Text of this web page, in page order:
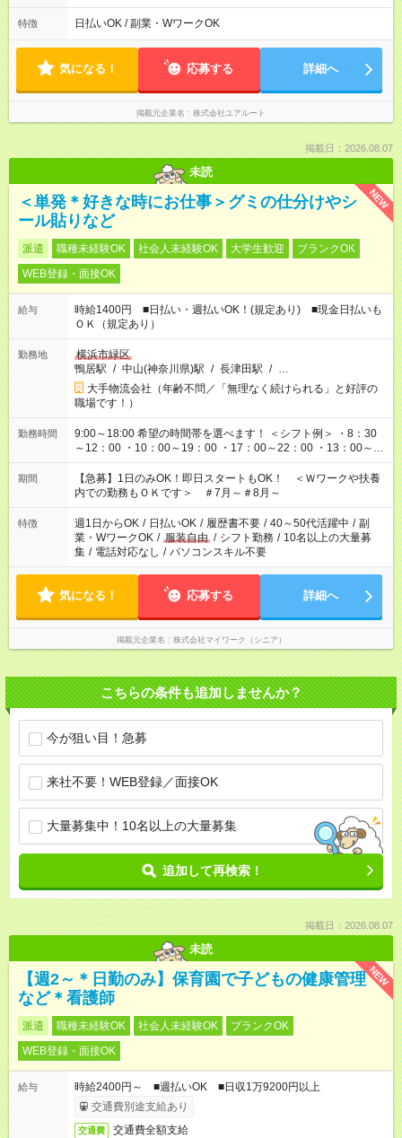
＊勤務時間についてはお気軽にご相談ください！ 平均労働時
間：1ヶ月あたり170時間 [1] 6:00～18:00 [2][3] 8:00～21:00 （1
についてはお気軽にご相談ください！
特徴 日払いOK / 副業・WワークOK
気になる！ 応募する 詳細へ
掲載元企業名 株式会社ユアルート
掲載日：2026.08.07
未読
NEW
＜単発＊好きな時にお仕事＞グミの仕分けやシ
ール貼りなど
派遣 職種未経験OK 社会人未経験OK 大学生歓迎
ブランクOK
WEB登録・面接OK
給与
時給1400円 ■日払い・週払いOK！(規定あり) ■現金日払いも
ＯＫ（規定あり）
勤務地
横浜市緑区
鴨居駅 / 中山(神奈川県)駅 / 長津田駅 / …
大手物流会社（年齢不問／「無理なく続けられる」と好評の
職場です！）
勤務時間
9:00～18:00 希望の時間帯を選べます！ ＜シフト例＞ ・8：30
～12：00 ・10：00～19：00 ・17：00～22：00 ・13：00～
22：00 ・22：00～翌6：00 など
期間
【急募】1日のみOK！即日スタートもOK！ ＜Ｗワークや扶養
内での勤務もＯＫです＞ ＃7月～＃8月～
特徴 週1日からOK / 日払いOK / 履歴書不要 / 40～50代活躍中 / 副
業・WワークOK / 服装自由 / シフト勤務 / 10名以上の大量募
集 / 電話対応なし / パソコンスキル不要
気になる！ 応募する 詳細へ
掲載元企業名 株式会社マイワーク（シニア）
こちらの条件も追加しませんか？
今が狙い目！急募
来社不要！WEB登録／面接OK
大量募集中！10名以上の大量募集
追加して再検索！
掲載日：2026.08.07
未読
NEW
【週2～＊日勤のみ】保育園で子どもの健康管理
など＊看護師
派遣 職種未経験OK 社会人未経験OK
ブランクOK
WEB登録・面接OK
給与
時給2400円～ ■週払いOK ■日収1万9200円以上
交通費別途支給あり
交通費 交通費全額支給